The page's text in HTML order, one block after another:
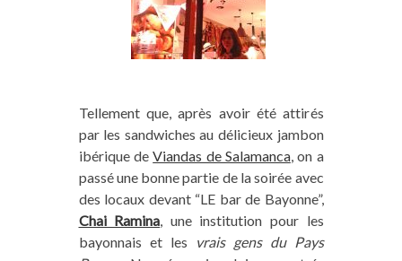
Tellement que, après avoir été attirés
par les sandwiches au délicieux jambon
ibérique deViandas de Salamanca, on a
passé une bonne partie de la soirée avec
des locaux devant “LE bar de Bayonne”,
Chai Ramina, une institution pour les
bayonnais et les
vrais gens du Pays
Vous aimez notre blog ? Vous
pouvez nous aider !
Sur Trace Ta Route, nous partageons du
contenu intégralement gratuit et indépendant
(aucun article rémunéré !) mais tout cela a un
coût pour nous (frais de fonctionnement,